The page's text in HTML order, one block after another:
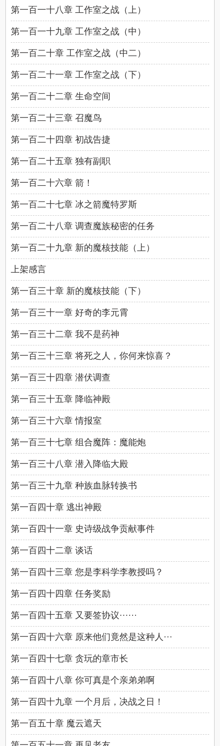
第一百一十八章 工作室之战（上）
第一百一十九章 工作室之战（中）
第一百二十章 工作室之战（中二）
第一百二十一章 工作室之战（下）
第一百二十二章 生命空间
第一百二十三章 召魔鸟
第一百二十四章 初战告捷
第一百二十五章 独有副职
第一百二十六章 箭！
第一百二十七章 冰之箭魔特罗斯
第一百二十八章 调查魔族秘密的任务
第一百二十九章 新的魔核技能（上）
上架感言
第一百三十章 新的魔核技能（下）
第一百三十一章 好奇的李元霄
第一百三十二章 我不是药神
第一百三十三章 将死之人，你何来惊喜？
第一百三十四章 潜伏调查
第一百三十五章 降临神殿
第一百三十六章 情报室
第一百三十七章 组合魔阵：魔能炮
第一百三十八章 潜入降临大殿
第一百三十九章 种族血脉转换书
第一百四十章 逃出神殿
第一百四十一章 史诗级战争贡献事件
第一百四十二章 谈话
第一百四十三章 您是李科学李教授吗？
第一百四十四章 任务奖励
第一百四十五章 又要签协议······
第一百四十六章 原来他们竟然是这种人···
第一百四十七章 贪玩的章市长
第一百四十八章 你可真是个亲弟弟啊
第一百四十九章 一个月后，决战之日！
第一百五十章 魔云遮天